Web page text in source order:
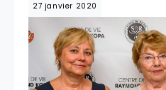
27 janvier 2020